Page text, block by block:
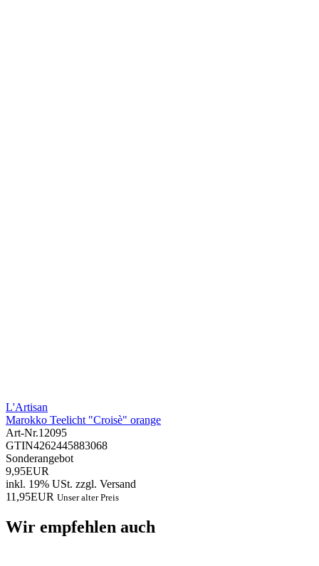
L'Artisan
Marokko Teelicht "Croisè" orange
Art-Nr.12095
GTIN4262445883068
Sonderangebot
9,95EUR
inkl. 19% USt. zzgl. Versand
11,95EUR Unser alter Preis
Wir empfehlen auch